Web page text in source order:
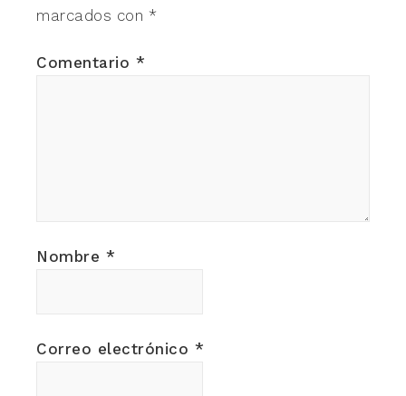
marcados con *
Comentario *
Nombre *
Correo electrónico *